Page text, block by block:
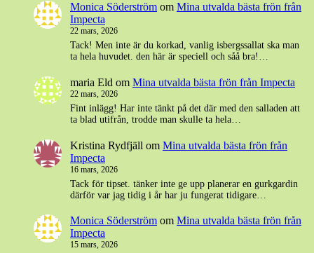
Monica Söderström om Mina utvalda bästa frön från
Impecta
22 mars, 2026
Tack! Men inte är du korkad, vanlig isbergssallat ska man
ta hela huvudet. den här är speciell och såå bra!…
maria Eld om Mina utvalda bästa frön från Impecta
22 mars, 2026
Fint inlägg! Har inte tänkt på det där med den salladen att
ta blad utifrån, trodde man skulle ta hela…
Kristina Rydfjäll om Mina utvalda bästa frön från
Impecta
16 mars, 2026
Tack för tipset. tänker inte ge upp planerar en gurkgardin
därför var jag tidig i år har ju fungerat tidigare…
Monica Söderström om Mina utvalda bästa frön från
Impecta
15 mars, 2026